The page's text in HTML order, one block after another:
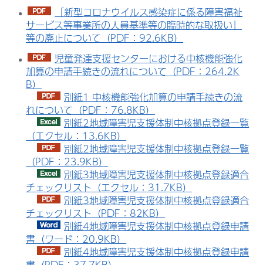
「新型コロナウイルス感染症に係る障害福祉
サービス等事業所の人員基準等の臨時的な取扱い」
等の廃止について（PDF：92.6KB）
児童発達支援センターにおける中核機能強化
加算の申請手続きの流れについて（PDF：264.2K
B）
別紙1 中核機能強化加算の申請手続きの流
れについて（PDF：76.8KB）
別紙2地域障害児支援体制中核拠点登録一覧
（エクセル：13.6KB）
別紙2地域障害児支援体制中核拠点登録一覧
（PDF：23.9KB）
別紙3地域障害児支援体制中核拠点登録適合
チェックリスト（エクセル：31.7KB）
別紙3地域障害児支援体制中核拠点登録適合
チェックリスト（PDF：82KB）
別紙4地域障害児支援体制中核拠点登録申請
書（ワード：20.9KB）
別紙4地域障害児支援体制中核拠点登録申請